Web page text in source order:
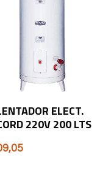
ELECT.
220V 200 LTS